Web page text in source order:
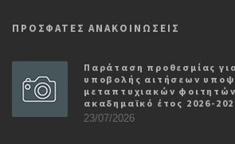
ΠΡΟΣΦΑΤΕΣ ΑΝΑΚΟΙΝΩΣΕΙΣ
Παράταση προθεσμίας
υποβολής αιτήσεων
μεταπτυχιακών
ακαδημαϊκό έτος 2026-
23/07/2026